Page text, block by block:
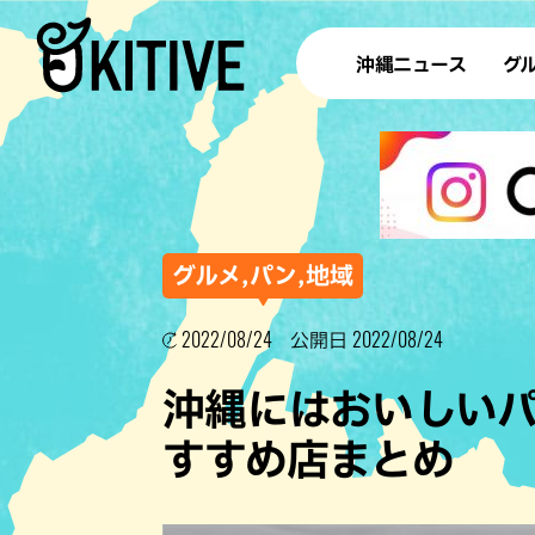
沖縄ニュース グ
ラ
テイ
すし
ステー
その他
グルメ,パン,地域
2022/08/24 公開日 2022/08/24
沖縄にはおいしい
すすめ店まとめ